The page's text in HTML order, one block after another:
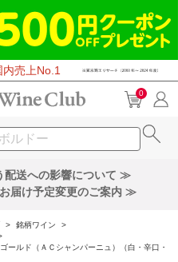
売上No.1
0
配送への影響について ≫
届け予定変更のご案内 ≫
> 銘柄ワイン
>
ールド（ＡＣシャンパーニュ）（白・辛口・